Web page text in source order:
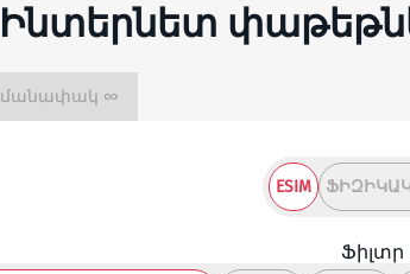
Ինտերնետ
Անսահմանափակ ∞
ESIM
Ֆիլտր